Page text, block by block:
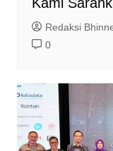
Redaksi
0